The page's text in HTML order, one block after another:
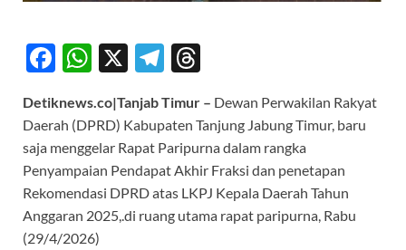
F
e
b
o
o
k
W
at
s
A
p
p
X
T
e
gr
a
m
e
a
ds
Detiknews.co|Tanjab Timur – Dewan Perwakilan Rakyat
Daerah (DPRD) Kabupaten Tanjung Jabung Timur, baru
saja menggelar Rapat Paripurna dalam rangka
Penyampaian Pendapat Akhir Fraksi dan penetapan
Rekomendasi DPRD atas LKPJ Kepala Daerah Tahun
Anggaran 2025,.di ruang utama rapat paripurna, Rabu
(29/4/2026)